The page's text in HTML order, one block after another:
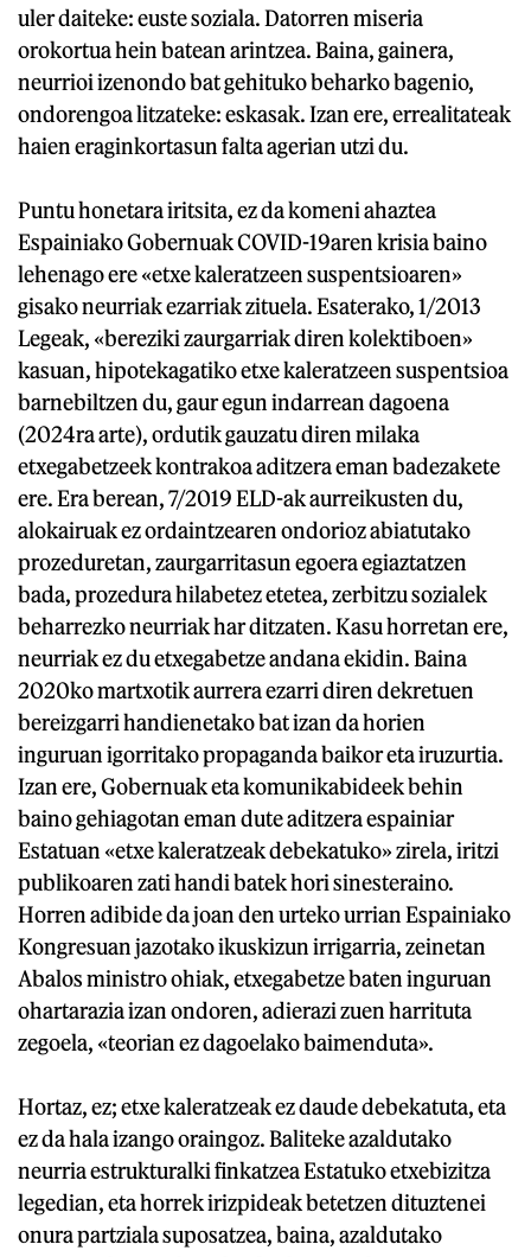
uler daiteke: euste soziala. Datorren miseria
orokortua hein batean arintzea. Baina, gainera,
neurrioi izenondo bat gehituko beharko bagenio,
ondorengoa litzateke: eskasak. Izan ere, errealitateak
haien eraginkortasun falta agerian utzi du.
Puntu honetara iritsita, ez da komeni ahaztea
Espainiako Gobernuak COVID-19aren krisia baino
lehenago ere «etxe kaleratzeen suspentsioaren»
gisako neurriak ezarriak zituela. Esaterako, 1/2013
Legeak, «bereziki zaurgarriak diren kolektiboen»
kasuan, hipotekagatiko etxe kaleratzeen suspentsioa
barnebiltzen du, gaur egun indarrean dagoena
(2024ra arte), ordutik gauzatu diren milaka
etxegabetzeek kontrakoa aditzera eman badezakete
ere. Era berean, 7/2019 ELD-ak aurreikusten du,
alokairuak ez ordaintzearen ondorioz abiatutako
prozeduretan, zaurgarritasun egoera egiaztatzen
bada, prozedura hilabetez etetea, zerbitzu sozialek
beharrezko neurriak har ditzaten. Kasu horretan ere,
neurriak ez du etxegabetze andana ekidin. Baina
2020ko martxotik aurrera ezarri diren dekretuen
bereizgarri handienetako bat izan da horien
inguruan igorritako propaganda baikor eta iruzurtia.
Izan ere, Gobernuak eta komunikabideek behin
baino gehiagotan eman dute aditzera espainiar
Estatuan «etxe kaleratzeak debekatuko» zirela, iritzi
publikoaren zati handi batek hori sinesteraino.
Horren adibide da joan den urteko urrian Espainiako
Kongresuan jazotako ikuskizun irrigarria, zeinetan
Abalos ministro ohiak, etxegabetze baten inguruan
ohartarazia izan ondoren, adierazi zuen harrituta
zegoela, «teorian ez dagoelako baimenduta».
Hortaz, ez; etxe kaleratzeak ez daude debekatuta, eta
ez da hala izango oraingoz. Baliteke azaldutako
neurria estrukturalki finkatzea Estatuko etxebizitza
legedian, eta horrek irizpideak betetzen dituztenei
onura partziala suposatzea, baina, azaldutako